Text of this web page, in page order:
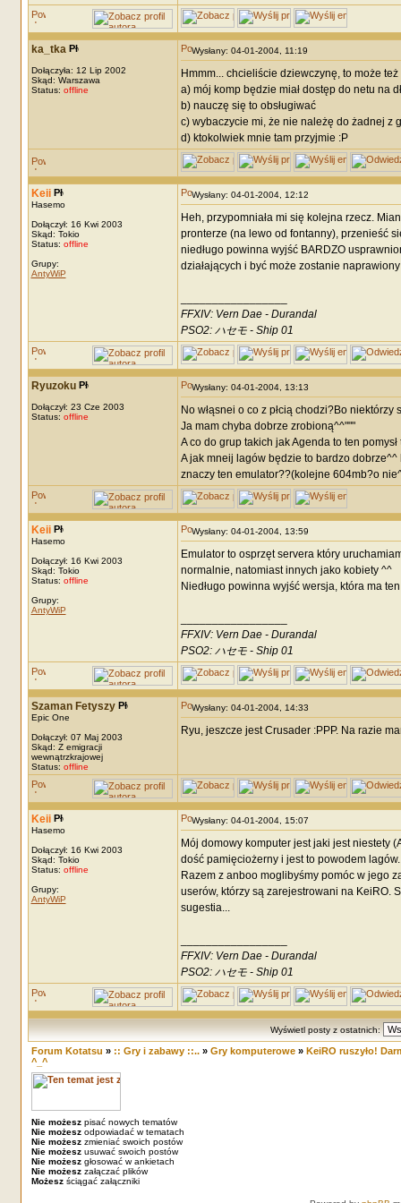
ka_tka
Dołączyła: 12 Lip 2002
Skąd: Warszawa
Status: offline
Wysłany: 04-01-2004, 11:19
Hmmm... chcieliście dziewczynę, to może też
a) mój komp będzie miał dostęp do netu na
b) nauczę się to obsługiwać
c) wybaczycie mi, że nie należę do żadnej z
d) ktokolwiek mnie tam przyjmie :P
Keii
Hasemo
Dołączył: 16 Kwi 2003
Skąd: Tokio
Status: offline
Grupy:
AntyWiP
Wysłany: 04-01-2004, 12:12
Heh, przypomniała mi się kolejna rzecz.
pronterze (na lewo od fontanny), przenieść
niedługo powinna wyjść BARDZO
działających i być może zostanie
FFXIV: Vern Dae - Durandal
PSO2: ハセモ - Ship 01
Ryuzoku
Dołączył: 23 Cze 2003
Status: offline
Wysłany: 04-01-2004, 13:13
No włąsnei o co z płcią chodzi?Bo
Ja mam chyba dobrze zrobioną^^"""
A co do grup takich jak Agenda to ten
A jak mneij lagów będzie to bardzo
znaczy ten emulator??(kolejne 604mb?o
Keii
Hasemo
Dołączył: 16 Kwi 2003
Skąd: Tokio
Status: offline
Grupy:
AntyWiP
Wysłany: 04-01-2004, 13:59
Emulator to osprzęt servera który
normalnie, natomiast innych jako kobiety ^^
Niedługo powinna wyjść wersja, która ma
FFXIV: Vern Dae - Durandal
PSO2: ハセモ - Ship 01
Szaman Fetyszy
Epic One
Dołączył: 07 Maj 2003
Skąd: Z emigracji
wewnątrzkrajowej
Status: offline
Wysłany: 04-01-2004, 14:33
Ryu, jeszcze jest Crusader :PPP. Na razie
Keii
Hasemo
Dołączył: 16 Kwi 2003
Skąd: Tokio
Status: offline
Grupy:
AntyWiP
Wysłany: 04-01-2004, 15:07
Mój domowy komputer jest jaki jest niestety
dość pamięciożerny i jest to powodem
Razem z anboo moglibyśmy pomóc w jego
userów, którzy są zarejestrowani na KeiRO.
sugestia...
FFXIV: Vern Dae - Durandal
PSO2: ハセモ - Ship 01
Wyświetl posty z ostatnich:
Forum Kotatsu » :: Gry i zabawy ::..» Gry komputerowe» KeiRO ruszyło!
^_^
Nie możeszpisać nowych tematów
Nie możeszodpowiadać w tematach
Nie możeszzmieniać swoich postów
Nie możeszusuwać swoich postów
Nie możeszgłosować w ankietach
Nie możeszzałączać plików
Możeszściągać załączniki